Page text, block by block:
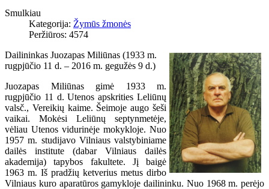
Smulkiau
Kategorija: Žymūs žmonės
Peržiūros: 4574
Dailininkas Juozapas Miliūnas (1933 m.
rugpjūčio 11 d. – 2016 m. gegužės 9 d.)
Juozapas Miliūnas gimė 1933 m.
rugpjūčio 11 d. Utenos apskrities Leliūnų
valsč., Vereikių kaime. Šeimoje augo šeši
vaikai. Mokėsi Leliūnų septynmetėje,
vėliau Utenos vidurinėje mokykloje. Nuo
1957 m. studijavo Vilniaus valstybiniame
dailės institute (dabar Vilniaus dailės
akademija) tapybos fakultete. Jį baigė
1963 m. Iš pradžių ketverius metus dirbo
Vilniaus kuro aparatūros gamykloje dailininku. Nuo 1968 m. perėjo